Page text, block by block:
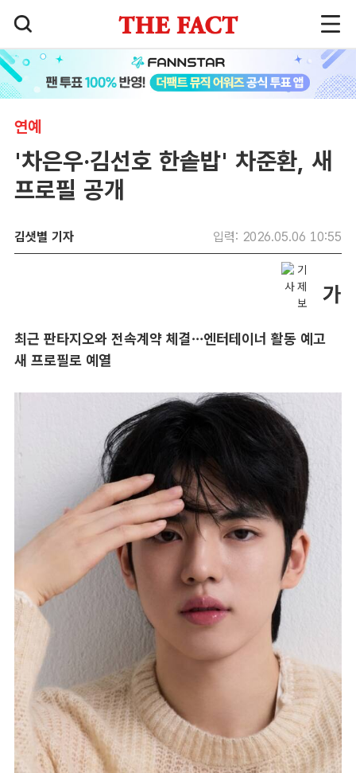
연예
'차은우·김선호 한솥밥' 차준환, 새
프로필 공개
김샛별 기자 입력: 2026.05.06 10:55
최근 판타지오와 전속계약 체결…엔터테이너 활동 예고
새 프로필로 예열